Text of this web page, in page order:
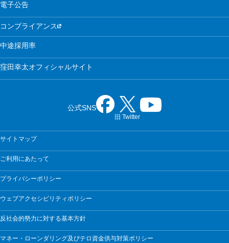
電子公告
コンプライアンス
中途採用率
窪田幸太オフィシャルサイト
公式SNS
旧 Twitter
サイトマップ
ご利用にあたって
プライバシーポリシー
ウェブアクセシビリティポリシー
反社会的勢力に対する基本方針
マネー・ローンダリング及びテロ資金供与対策ポリシー